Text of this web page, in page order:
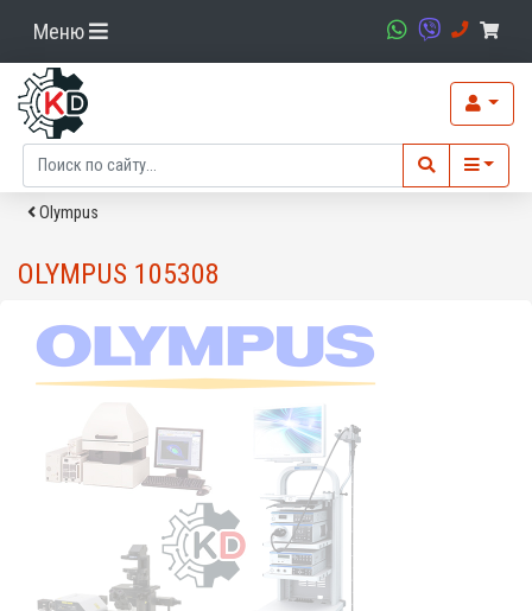
Меню
Olympus
OLYMPUS 105308